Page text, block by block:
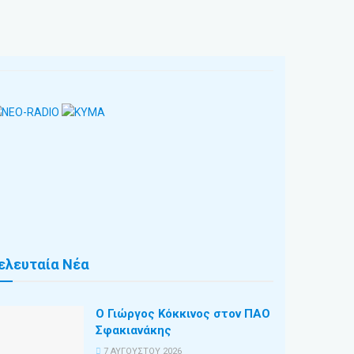
Νέα
Ο Γιώργος Κόκκινος στον ΠΑΟ
Σφακιανάκης
7 ΑΥΓΟΎΣΤΟΥ 2026